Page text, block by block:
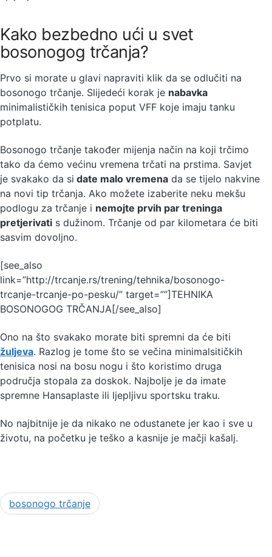
Kako bezbedno ući u svet
bosonogog trčanja?
Prvo si morate u glavi napraviti klik da se odlučiti na
bosonogo trčanje. Slijedeći korak je nabavka
minimalističkih tenisica poput VFF koje imaju tanku
potplatu.
Bosonogo trčanje također mijenja način na koji trčimo
tako da ćemo većinu vremena trčati na prstima. Savjet
je svakako da si date malo vremena da se tijelo nakvine
na novi tip trčanja. Ako možete izaberite neku mekšu
podlogu za trčanje i nemojte prvih par treninga
pretjerivati s dužinom. Trčanje od par kilometara će biti
sasvim dovoljno.
[see_also
link=”http://trcanje.rs/trening/tehnika/bosonogo-
trcanje-trcanje-po-pesku/” target=””]TEHNIKA
BOSONOGOG TRČANJA[/see_also]
Ono na što svakako morate biti spremni da će biti
žuljeva. Razlog je tome što se večina minimalsitičkih
tenisica nosi na bosu nogu i što koristimo druga
područja stopala za doskok. Najbolje je da imate
spremne Hansaplaste ili ljepljivu sportsku traku.
No najbitnije je da nikako ne odustanete jer kao i sve u
životu, na početku je teško a kasnije je mačji kašalj.
bosonogo trčanje